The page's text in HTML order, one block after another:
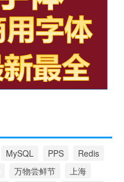
MySQL PPS
Redis
万物尝鲜节
上海